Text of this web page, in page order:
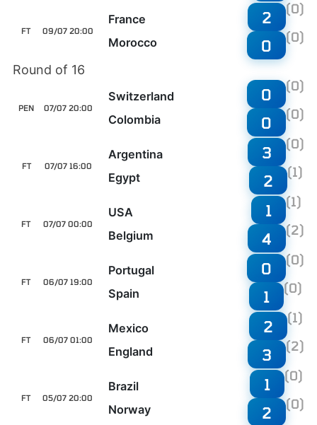
09/07 20:00
FT
France
Morocco
2 (0)
0 (0)
Round of 16
07/07 20:00
PEN
Switzerland
Colombia
0 (0)
0 (0)
07/07 16:00
FT
Argentina
Egypt
3 (0)
2 (1)
07/07 00:00
FT
USA
Belgium
1 (1)
4 (2)
06/07 19:00
FT
Portugal
Spain
0 (0)
1 (0)
06/07 01:00
FT
Mexico
England
2 (1)
3 (2)
05/07 20:00
FT
Brazil
Norway
1 (0)
2 (0)